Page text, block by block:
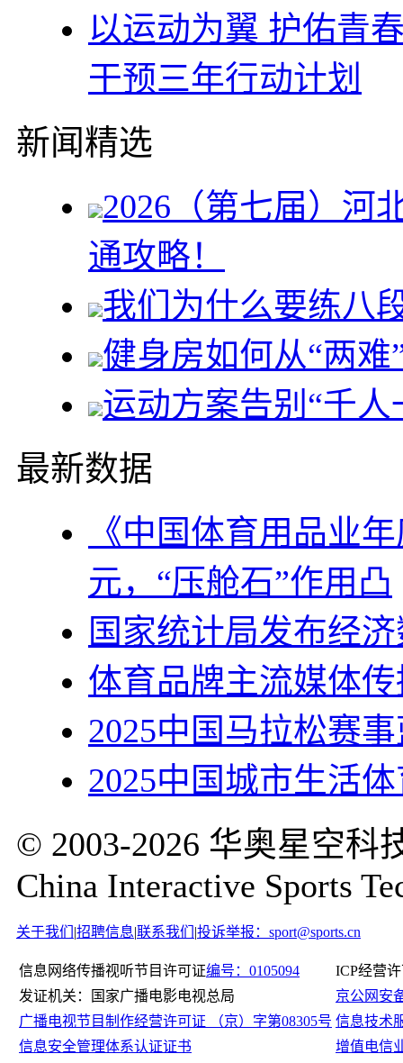
以运动为翼 护佑青
干预三年行动计划
新闻精选
2026（第七届）河
通攻略！
我们为什么要练八
健身房如何从“两难
运动方案告别“千
最新数据
《中国体育用品业
元，“压舱石”作用凸
国家统计局发布经
体育品牌主流媒体
2025中国马拉松赛
2025中国城市生活
© 2003-2026 华奥星空科
China Interactive Sports
关于我们 |招聘信息|联系我们 |投诉举报：sport@sports.cn
信息网络传播视听节目许可证编号：0105094
ICP经营
发证机关：国家广播电影电视总局
京公网安
广播电视节目制作经营许可证 （京）字第08305号 信息技术
信息安全管理体系认证证书
增值电信